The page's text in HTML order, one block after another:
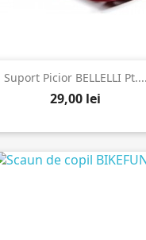
Suport Picior BELLELLI Pt....
29,00 lei
 Vizualizare rapida